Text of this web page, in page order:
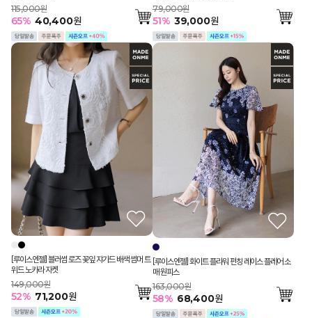
115,000원
65% 40,400원
79,000원
51% 39,000원
[루이스엔젤] 블러썸 로즈 꽃잎 쟈가드 배색 썸머 트
위드 노카라 자켓
149,000원
52% 71,200원
[루이스엔젤] 화이트 플라워 펀칭 레이스 플레어 소
매 원피스
163,000원
58% 68,400원